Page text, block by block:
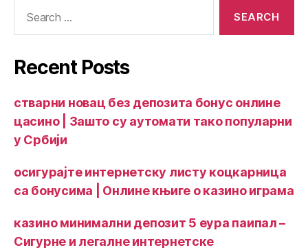
Recent Posts
стварни новац без депозита бонус онлине
цасино | Зашто су аутомати тако популарни
у Србији
осигурајте интернетску листу коцкарница
са бонусима | Онлине књиге о казино играма
казино минимални депозит 5 еура паипал –
Сигурне и легалне интернетске